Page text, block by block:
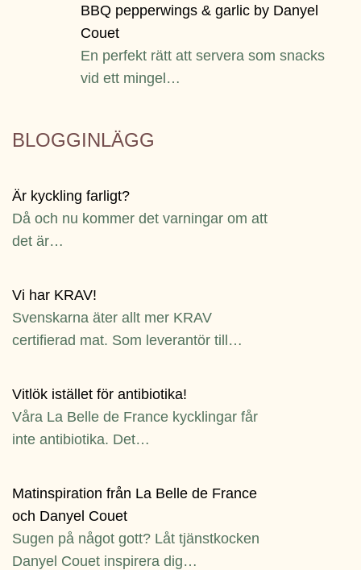
BBQ pepperwings & garlic by Danyel
Couet
En perfekt rätt att servera som snacks
vid ett mingel…
BLOGGINLÄGG
Är kyckling farligt?
Då och nu kommer det varningar om att
det är…
Vi har KRAV!
Svenskarna äter allt mer KRAV
certifierad mat. Som leverantör till…
Vitlök istället för antibiotika!
Våra La Belle de France kycklingar får
inte antibiotika. Det…
Matinspiration från La Belle de France
och Danyel Couet
Sugen på något gott? Låt tjänstkocken
Danyel Couet inspirera dig…